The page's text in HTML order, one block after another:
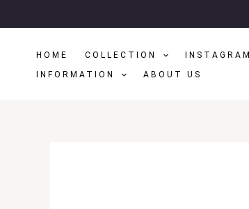
Στο
Περιεχόμενο
HOME COLLECTION
INSTAGRAM
INFORMATION
ABOUT US